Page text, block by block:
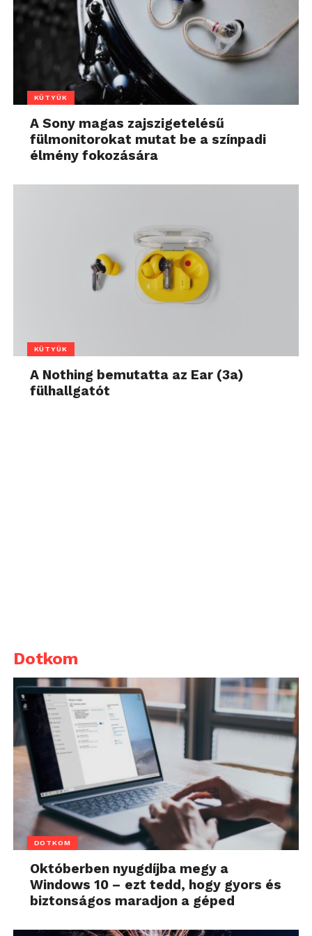
KÜTYÜK
A Sony magas zajszigetelésű
fülmonitorokat mutat be a színpadi
élmény fokozására
KÜTYÜK
A Nothing bemutatta az Ear (3a)
fülhallgatót
Dotkom
DOTKOM
Októberben nyugdíjba megy a
Windows 10 – ezt tedd, hogy gyors és
biztonságos maradjon a géped